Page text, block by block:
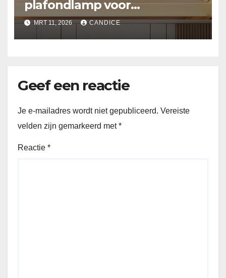
plafondlamp voor
slaapkamer
MRT 11, 2026 CANDICE
Geef een reactie
Je e-mailadres wordt niet gepubliceerd. Vereiste
velden zijn gemarkeerd met*
Reactie *